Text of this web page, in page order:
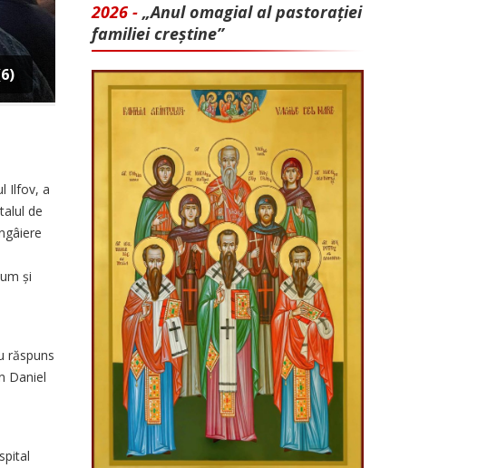
Ilfov, a
de
și
răspuns
Daniel
2026 - „Anul omagial al pastorației
familiei creștine”